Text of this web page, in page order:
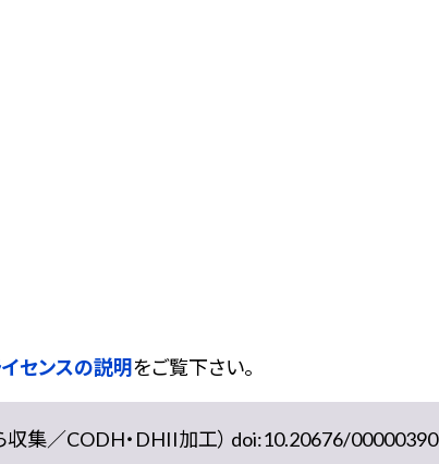
センスの説明をご覧下さい。
収集／CODH・DHII加工） doi:10.20676/00000390